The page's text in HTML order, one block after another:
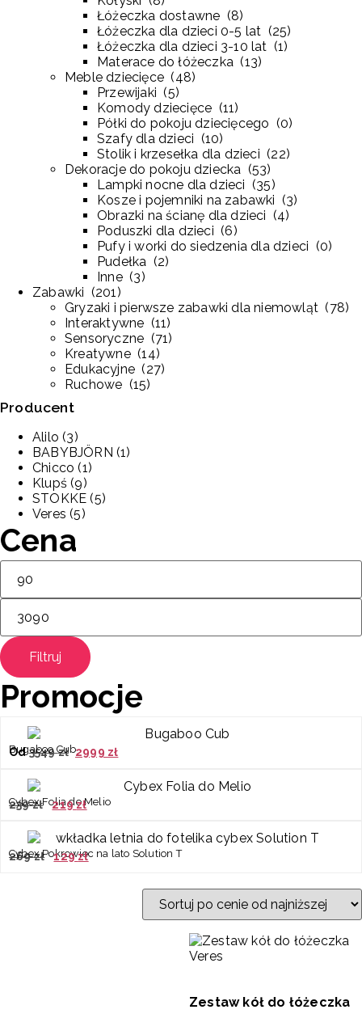
Łóżeczka dostawne (8)
Łóżeczka dla dzieci 0-5 lat (25)
Łóżeczka dla dzieci 3-10 lat (1)
Materace do łóżeczka (13)
Meble dziecięce (48)
Przewijaki (5)
Komody dziecięce (11)
Półki do pokoju dziecięcego (0)
Szafy dla dzieci (10)
Stolik i krzesełka dla dzieci (22)
Dekoracje do pokoju dziecka (53)
Lampki nocne dla dzieci (35)
Kosze i pojemniki na zabawki (3)
Obrazki na ścianę dla dzieci (4)
Poduszki dla dzieci (6)
Pufy i worki do siedzenia dla dzieci (0)
Pudełka (2)
Inne(3)
Zabawki (201)
Gryzaki i pierwsze zabawki dla niemowląt (78)
Interaktywne (11)
Sensoryczne (71)
Kreatywne(14)
Edukacyjne (27)
Ruchowe (15)
Producent
Alilo (3)
BABYBJÖRN (1)
Chicco (1)
Klupś (9)
STOKKE (5)
Veres (5)
Cena
Filtruj
Promocje
Bugaboo Cub
Od3549zł 2999 zł
Cybex Folia do Melio
239zł 219zł
Cybex Pokrowiec na lato Solution T
269zł 129zł
Zestaw kół do łóżeczka